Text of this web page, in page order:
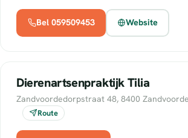
Bel 059509453 Website
Dierenartsenpraktijk Tilia
Zandvoordedorpstraat 48, 8400
Route